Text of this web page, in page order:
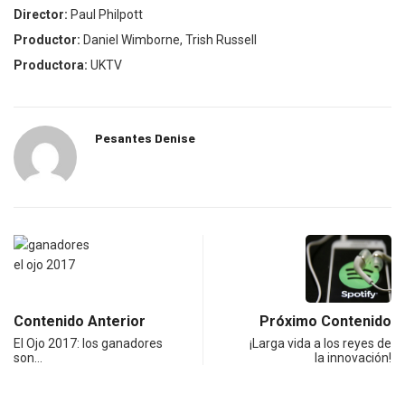
Director: Paul Philpott
Productor: Daniel Wimborne, Trish Russell
Productora: UKTV
Pesantes Denise
Contenido Anterior
El Ojo 2017: los ganadores
son…
Próximo Contenido
¡Larga vida a los reyes de
la innovación!